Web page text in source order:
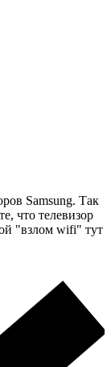
Samsung. Так
что телевизор
"взлом wifi" тут